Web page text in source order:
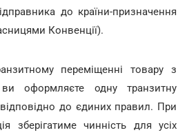
до країни-призначення
Конвенції).
переміщенні товару з
ви оформляєте одну транзитну
до єдиних правил. При
зберігатиме чинність для усіх